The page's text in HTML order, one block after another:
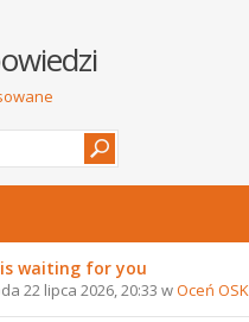
waiting for you
22 lipca 2026, 20:33 wOceń OSK